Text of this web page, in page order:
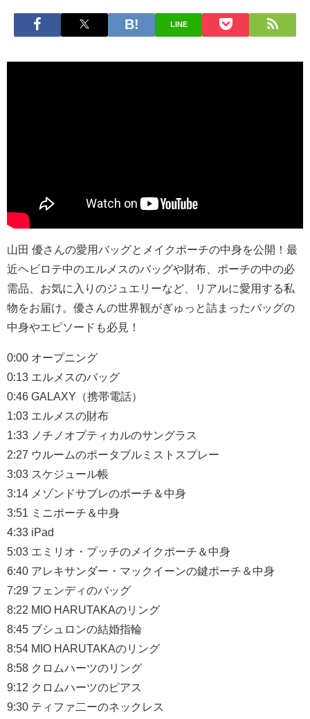
LINE
山田 優さんの愛用バッグとメイクポーチの中身を公開！最
近ヘビロテ中のエルメスのバッグや財布、ポーチの中の必
需品、お気に入りのジュエリーなど、リアルに愛用する私
物をお届け。優さんの世界観がぎゅっと詰まったバッグの
中身やエピソードも必見！
0:00 オープニング
0:13 エルメスのバッグ
0:46 GALAXY（携帯電話）
1:03 エルメスの財布
1:33 ノチノオプティカルのサングラス
2:27 ウルームのポータブルミストスプレー
3:03 スケジュール帳
3:14 メゾンドサブレのポーチ＆中身
3:51 ミニポーチ＆中身
4:33 iPad
5:03 エミリオ・プッチのメイクポーチ＆中身
6:40 アレキサンダー・マックイーンの鍵ポーチ＆中身
7:29 フェンディのバッグ
8:22 MIO HARUTAKAのリング
8:45 ブシュロンの結婚指輪
8:54 MIO HARUTAKAのリング
8:58 クロムハーツのリング
9:12 クロムハーツのピアス
9:30 ティファ二ーのネックレス